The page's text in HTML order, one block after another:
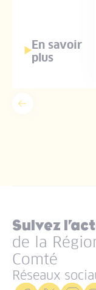
Précédent
En savoir
plus
Suivez
de la
Comté
Réseaux